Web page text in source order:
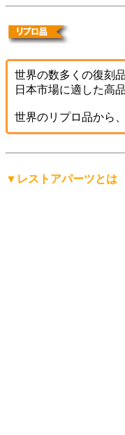
世界の数多くの復刻
日本市場に適した高
世界のリプロ品から
▼レストアパーツとは